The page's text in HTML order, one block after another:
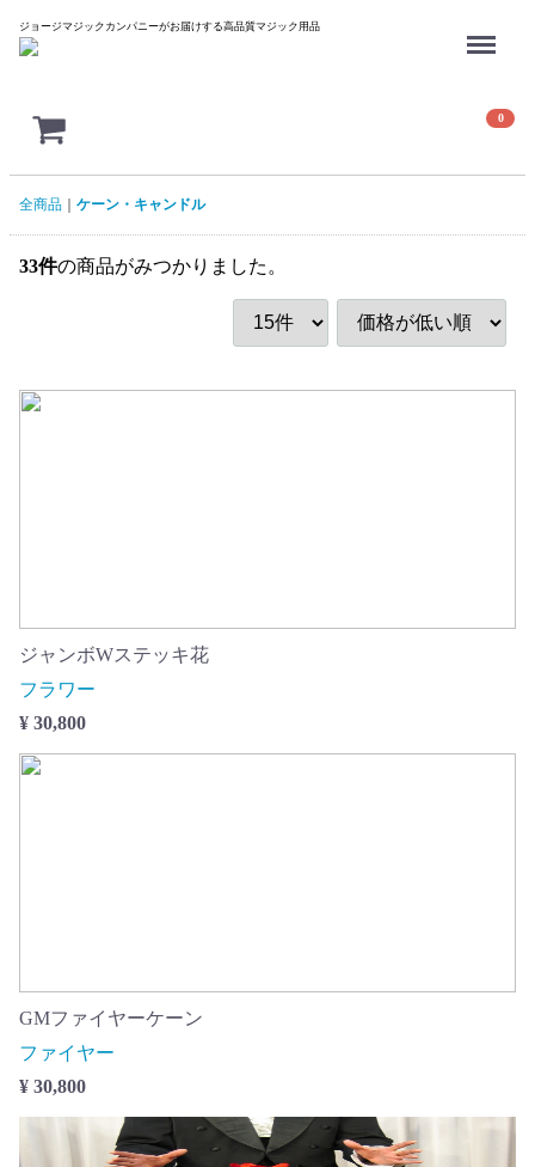
ジョージマジックカンパニーがお届けする高品質マジック用品
0
全商品 ケーン・キャンドル
33件の商品がみつかりました。
ジャンボWステッキ花
フラワー
¥ 30,800
GMファイヤーケーン
ファイヤー
¥ 30,800